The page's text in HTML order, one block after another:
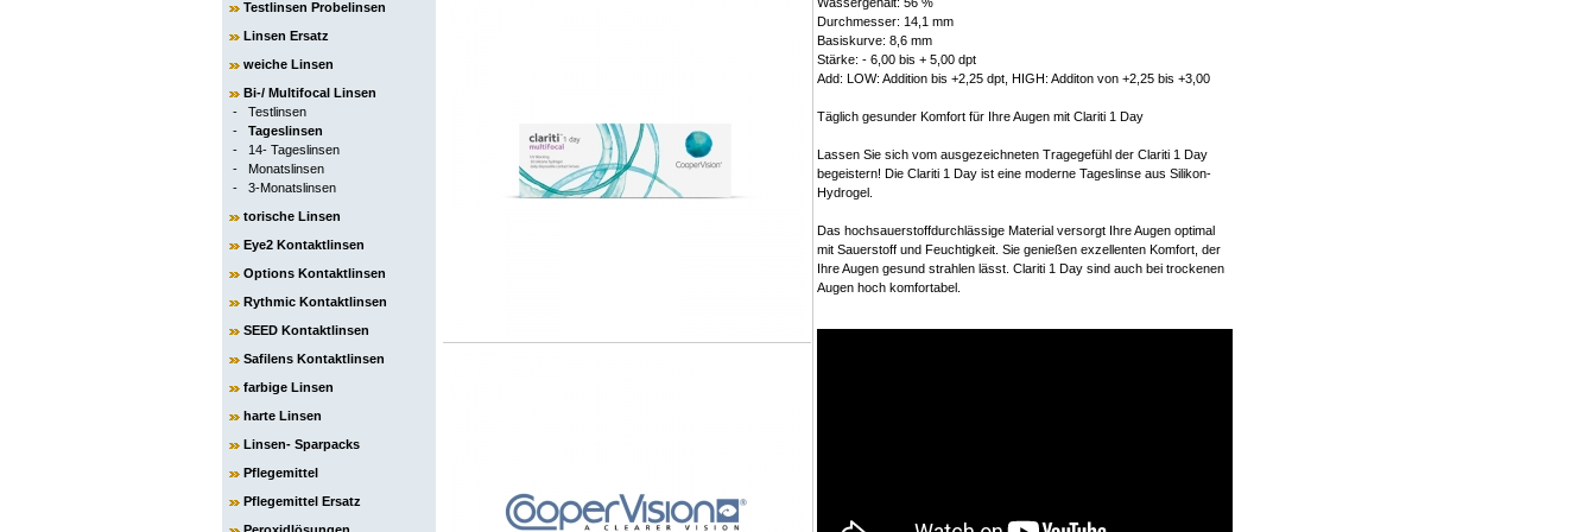
Testlinsen Probelinsen
Linsen Ersatz
weiche Linsen
Bi-/ Multifocal Linsen
- Testlinsen
- Tageslinsen
- 14- Tageslinsen
- Monatslinsen
- 3-Monatslinsen
torische Linsen
Eye2 Kontaktlinsen
Options Kontaktlinsen
Rythmic Kontaktlinsen
SEED Kontaktlinsen
Safilens Kontaktlinsen
farbige Linsen
harte Linsen
Linsen- Sparpacks
Pflegemittel
Pflegemittel Ersatz
Durchmesser: 14,1 mm
Basiskurve: 8,6 mm
Stärke: - 6,00 bis + 5,00 dpt
Add: LOW: Addition bis +2,25 dpt, HIGH: Additon von +2,25 bis +3,00
Täglich gesunder Komfort für Ihre Augen mit Clariti 1 Day
Lassen Sie sich vom ausgezeichneten Tragegefühl der Clariti 1 Day
begeistern! Die Clariti 1 Day ist eine moderne Tageslinse aus Silikon-
Hydrogel.
Das hochsauerstoffdurchlässige Material versorgt Ihre Augen optimal
mit Sauerstoff und Feuchtigkeit. Sie genießen exzellenten Komfort, der
Ihre Augen gesund strahlen lässt. Clariti 1 Day sind auch bei trockenen
Augen hoch komfortabel.